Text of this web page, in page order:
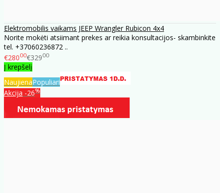
Elektromobilis vaikams JEEP Wrangler Rubicon 4x4
Norite mokėti atsiimant prekes ar reikia konsultacijos- skambinkite
tel. +37060236872 ..
€28000€32900
Į krepšelį
NaujienaPopuliari
Akcija -26%